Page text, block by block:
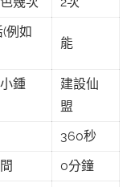
例如
能
鍾
建設仙
盟
360秒
0分鐘